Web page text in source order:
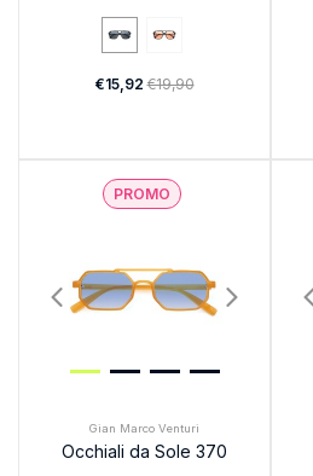
€15,92€19,90
PROMO
Gian Marco Venturi
Occhiali da Sole 370